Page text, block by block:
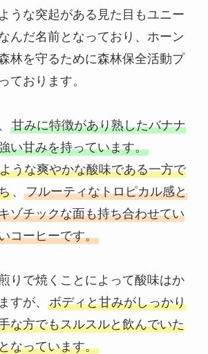
うな突起がある見た目もユニー
んだ名前となっており、ホーン
林を守るために森林保全活動プ
ております。
甘みに特徴があり熟したバナナ
い甘みを持っています。
うな爽やかな酸味である一方で
、 フルーティなトロピカル感と
ゾチックな面も持ち合わせてい
コーヒーです。
りで焼くことによって酸味はか
すが、 ボディと甘みがしっかり
な方でもスルスルと飲んでいた
なっています。